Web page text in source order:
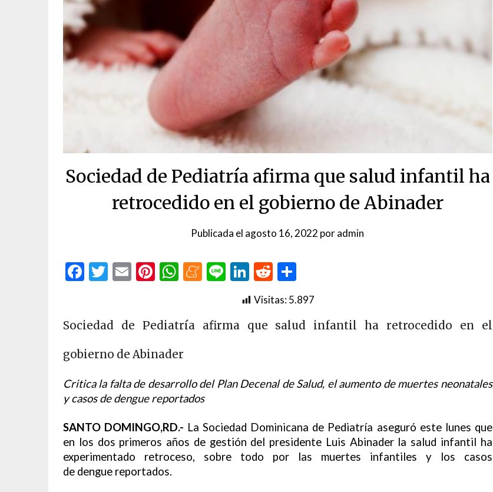
Sociedad de Pediatría afirma que salud infantil ha
retrocedido en el gobierno de Abinader
Publicada el agosto 16, 2022 poradmin
Facebook
Twitter
EmailPinterest
WhatsApp
Meneame
LineLinkedIn
Reddit
Visitas:5.897
Sociedad de Pediatría afirma que salud infantil ha retrocedido en el
gobierno de Abinader
Critica la falta de desarrollo del Plan Decenal de Salud, el aumento de muertes neonatales
y casos de dengue reportados
SANTO DOMINGO,RD.- La Sociedad Dominicana de Pediatría aseguró este lunes que
en los dos primeros años de gestión del presidente Luis Abinader la salud infantil ha
experimentado retroceso, sobre todo por las muertes infantiles y los casos
de dengue reportados.